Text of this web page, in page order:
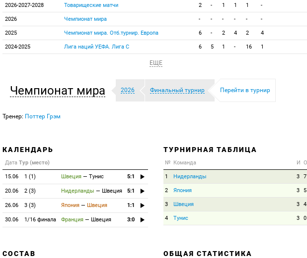
2026-2027-2028 Товарищеские матчи 2 - 1 1 1 -
2026 Чемпионат мира - - - - - -
2025 Чемпионат мира. Отб.турнир. Европа 6 - 2 4 2 4
2024-2025 Лига наций УЕФА. Лига С 6 5 1 - 16 1
ЕЩЕ
Чемпионат мира 2026 Финальный турнир Перейти в турнир
Тренер: Поттер Грэм
КАЛЕНДАРЬ
Дата Тур (место)
15.06 1 (1) Швеция — Тунис 5:1
20.06 2 (3) Нидерланды — Швеция 5:1
26.06 3 (3) Япония — Швеция 1:1
30.06 1/16 финала Франция — Швеция 3:0
ТУРНИРНАЯ ТАБЛИЦА
№ Команда И О
1 Нидерланды 3 7
2 Япония 3 5
3 Швеция 3 4
4 Тунис 3 0
СОСТАВ
ОБЩАЯ СТАТИСТИКА